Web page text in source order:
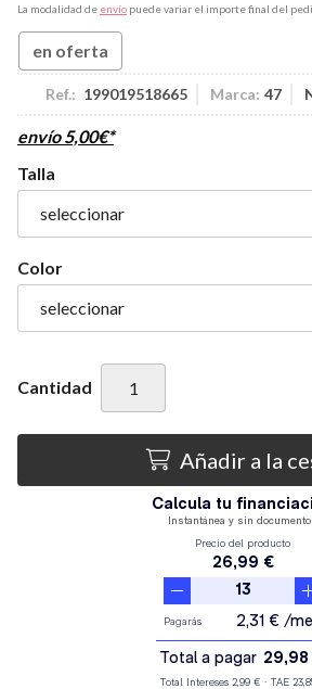
La modalidad de envío puede variar el importe final del
en oferta
Ref.: 199019518665 Marca: 47
envío 5,00€*
Talla
Color
Cantidad
Añadir a la